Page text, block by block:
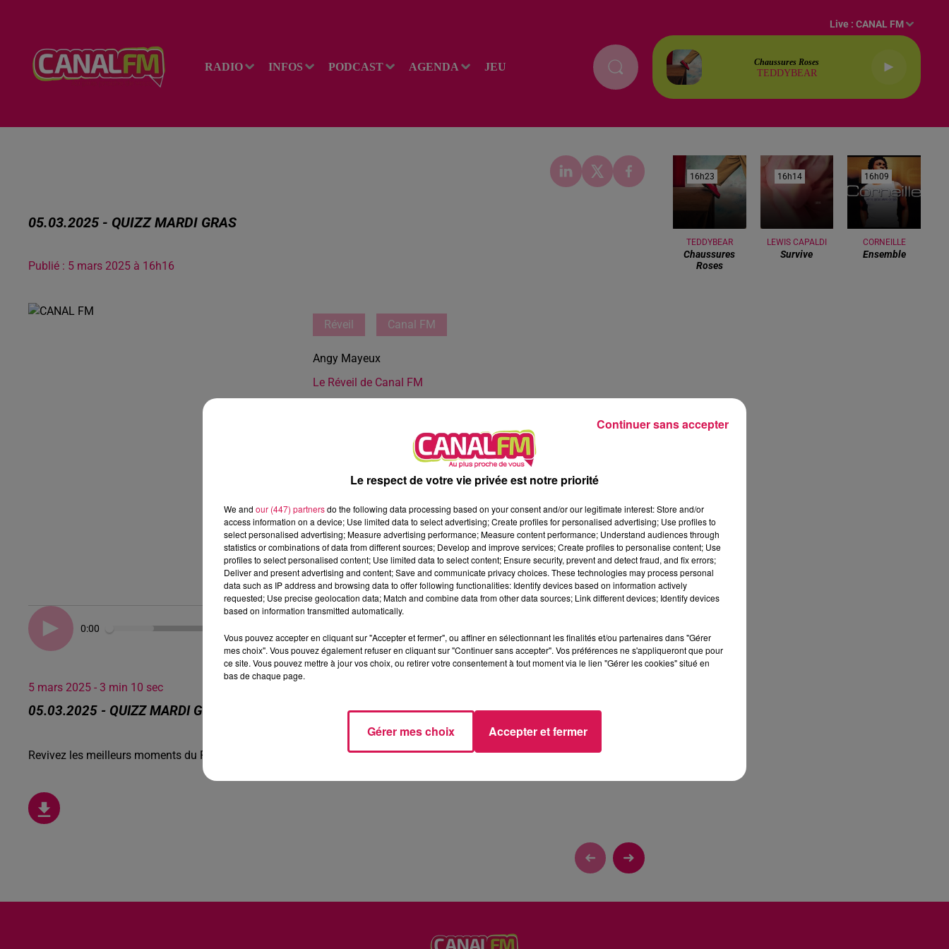
RADIO INFOS PODCAST AGENDA JEU
Live :CANAL FM
Chaussures Roses
TEDDYBEAR
05.03.2025 - QUIZZ MARDI GRAS
Publié : 5 mars 2025 à 16h16
Réveil Canal FM
Angy Mayeux
Le Réveil de Canal FM
0:00
5 mars 2025 - 3 min 10 sec
05.03.2025 - QUIZZ MARDI GRAS
Revivez les meilleurs moments du Réveil de Canal FM
16h23
16h23
TEDDYBEAR
Chaussures
Roses
16h14
16h14
LEWIS CAPALDI
Survive
16h09
16h09
CORNEILLE
Ensemble
Le respect de votre vie privée est notre priorité
We and our (447) partnersdo the following data processing based on your consent and/or our legitimate interest: Store and/or
access information on a device; Use limited data to select advertising; Create profiles for personalised advertising; Use profiles to
select personalised advertising; Measure advertising performance; Measure content performance; Understand audiences through
statistics or combinations of data from different sources; Develop and improve services; Create profiles to personalise content; Use
profiles to select personalised content; Use limited data to select content; Ensure security, prevent and detect fraud, and fix errors;
Deliver and present advertising and content; Save and communicate privacy choices. These technologies may process personal
data such as IP address and browsing data to offer following functionalities: Identify devices based on information actively
requested; Use precise geolocation data; Match and combine data from other data sources; Link different devices; Identify devices
based on information transmitted automatically.
Vous pouvez accepter en cliquant sur "Accepter et fermer", ou affiner en sélectionnant les finalités et/ou partenaires dans "Gérer
mes choix". Vous pouvez également refuser en cliquant sur "Continuer sans accepter". Vos préférences ne s'appliqueront que pour
ce site. Vous pouvez mettre à jour vos choix, ou retirer votre consentement à tout moment via le lien "Gérer les cookies" situé en
bas de chaque page.
Gérer mes choix Accepter et fermer
Continuer sans accepter